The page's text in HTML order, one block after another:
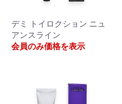
デミ トイロクション ニュ
アンスライン
会員のみ価格を表示